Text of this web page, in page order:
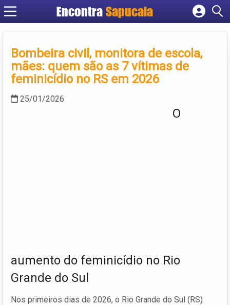
Encontra
Cadastrar empresa
Criar conta
Bombeira civil, monitora de escola,
mães: quem são as 7 vítimas de
feminicídio no RS em 2026
25/01/2026
O
aumento do feminicídio no Rio
Grande do Sul
Nos primeiros dias de 2026, o Rio Grande do Sul (RS)